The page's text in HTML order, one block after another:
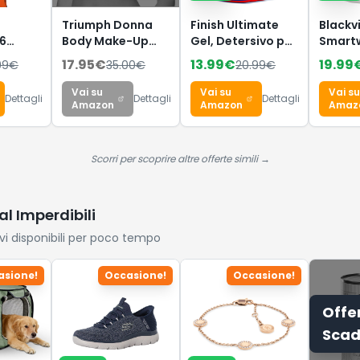
€
Dettagli
Triumph Donna
Body Make-Up
Essentials W,
Wired bra, BLACK,
4B
17.95€35.00€
Vai su
Amazon
Dettagli
Finish Ultimate
Gel, Detersivo per
Lavastoviglie, 120
Lavaggi, 4
confezioni da 30
Lavaggi, Limone,
Extra Potere
Brillantezza,
13.99€20.99€
Vai su
Amazon
Dettagli
Uomo
19.99
Vai su
Scorri per scoprire altre offerte simili →
Imperdibili
disponibili per poco tempo
Occasione! Occasione!